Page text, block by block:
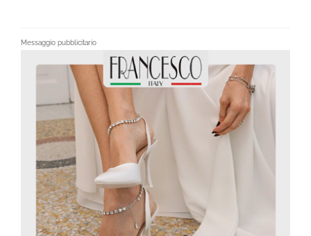
Messaggio pubblicitario